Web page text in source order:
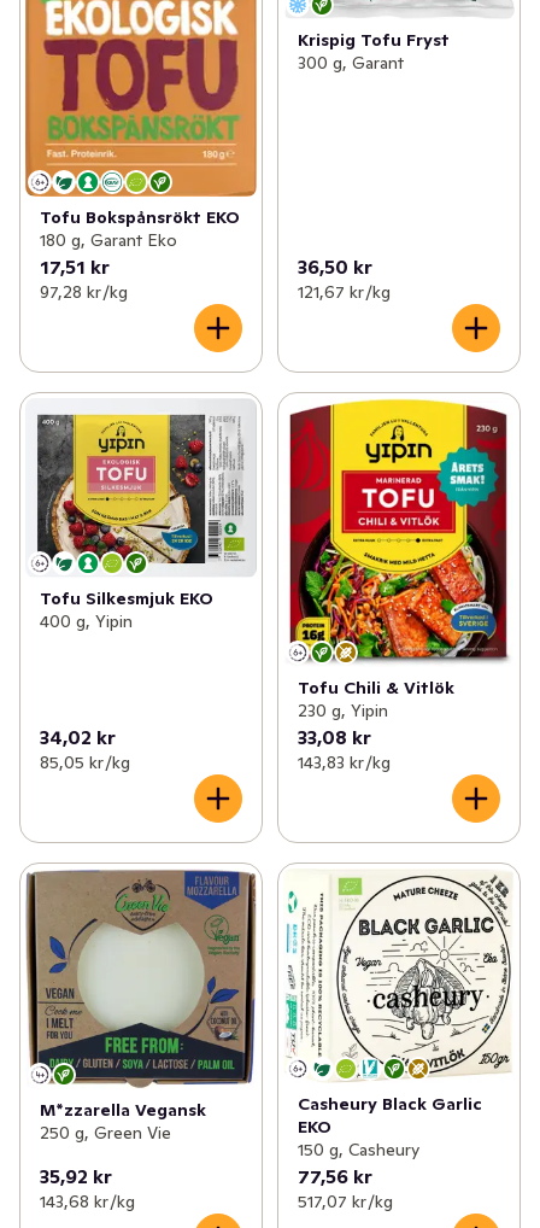
Tofu Bokspånsrökt EKO
180 g, Garant Eko
17,51 kr
97,28 kr /kg
Krispig Tofu Fryst
300 g, Garant
36,50 kr
121,67 kr /kg
Tofu Silkesmjuk EKO
400 g, Yipin
34,02 kr
85,05 kr /kg
Tofu Chili & Vitlök
230 g, Yipin
33,08 kr
143,83 kr /kg
M*zzarella Vegansk
250 g, Green Vie
35,92 kr
143,68 kr /kg
Casheury Black Garlic
EKO
150 g, Casheury
77,56 kr
517,07 kr /kg